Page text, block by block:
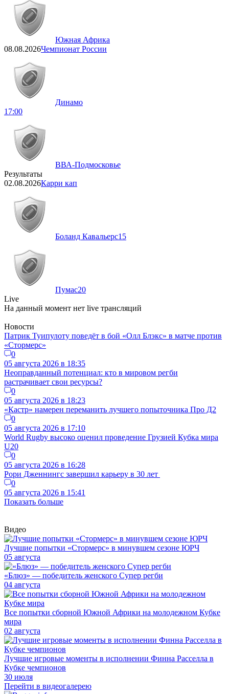
Южная Африка
08.08.2026Чемпионат России
Динамо
17:00
ВВА-Подмосковье
Результаты
02.08.2026Карри кап
Боланд Кавальерс15
Пумас20
Live
На данный момент нет live трансляций
Новости
Патрик Туипулоту поведёт в бой «Олл Блэкс» в матче против
«Стормерс»
0
05 августа 2026 в 18:35
Неоправданный потенциал: кто в мировом регби
растрачивает свои ресурсы?
0
05 августа 2026 в 18:23
«Кастр» намерен переманить лучшего попыточника Про Д2
0
05 августа 2026 в 17:10
World Rugby высоко оценил проведение Грузией Кубка мира
U20
0
05 августа 2026 в 16:28
Рори Дженнингс завершил карьеру в 30 лет
0
05 августа 2026 в 15:41
Показать больше
Видео
Лучшие попытки «Стормерс» в минувшем сезоне ЮРЧ
05 августа
«Блюз» — победитель женского Супер регби
04 августа
Все попытки сборной Южной Африки на молодежном Кубке
мира
02 августа
Лучшие игровые моменты в исполнении Финна Расселла в
Кубке чемпионов
30 июля
Перейти в видеогалерею